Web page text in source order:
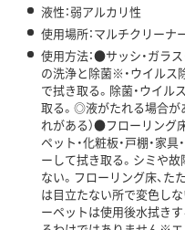
液性：弱アルカリ性
使用場所：マルチクリーナ
使用方法：●サッシ・ガラ
の洗浄と除菌※・ウイル
で拭き取る。除菌・ウイル
取る。◎液がたれる場合が
れがある）●フローリング床
ペット・化粧板・戸棚・家
ーして拭き取る。シミや
ない。フローリング床、た
は目立たない所で変色し
ーペットは使用後水拭き